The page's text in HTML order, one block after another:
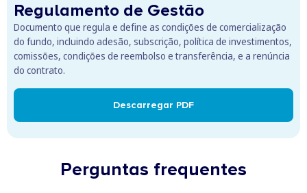
Regulamento de Gestão
Documento que regula e define as condições de comercialização
do fundo, incluindo adesão, subscrição, política de investimentos,
comissões, condições de reembolso e transferência, e a renúncia
do contrato.
Descarregar PDF
Perguntas frequentes